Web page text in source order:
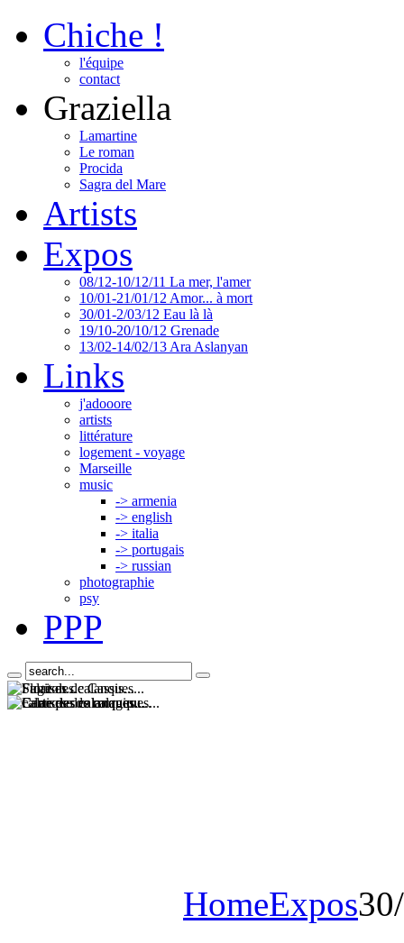
Chiche !
l'équipe
contact
Graziella
Lamartine
Le roman
Procida
Sagra del Mare
Artists
Expos
08/12-10/12/11 La mer, l'amer
10/01-21/01/12 Amor... à mort
30/01-2/03/12 Eau là là
19/10-20/10/12 Grenade
13/02-14/02/13 Ara Aslanyan
Links
j'adooore
artists
littérature
logement - voyage
Marseille
music
-> armenia
-> english
-> italia
-> portugais
-> russian
photographie
psy
PPP
HomeExpos